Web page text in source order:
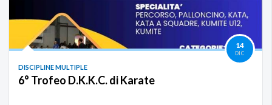
14
DIC
DISCIPLINE MULTIPLE
6° Trofeo D.K.K.C. di Karate